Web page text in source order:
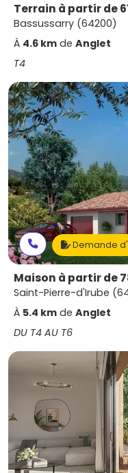
Terrain à partir de
Bassussarry (64200)
À 4.6 km de Anglet
T4
Demande
Maison à partir de
Saint-Pierre-d'Irube
À 5.4 km de Anglet
DU T4 AU T6